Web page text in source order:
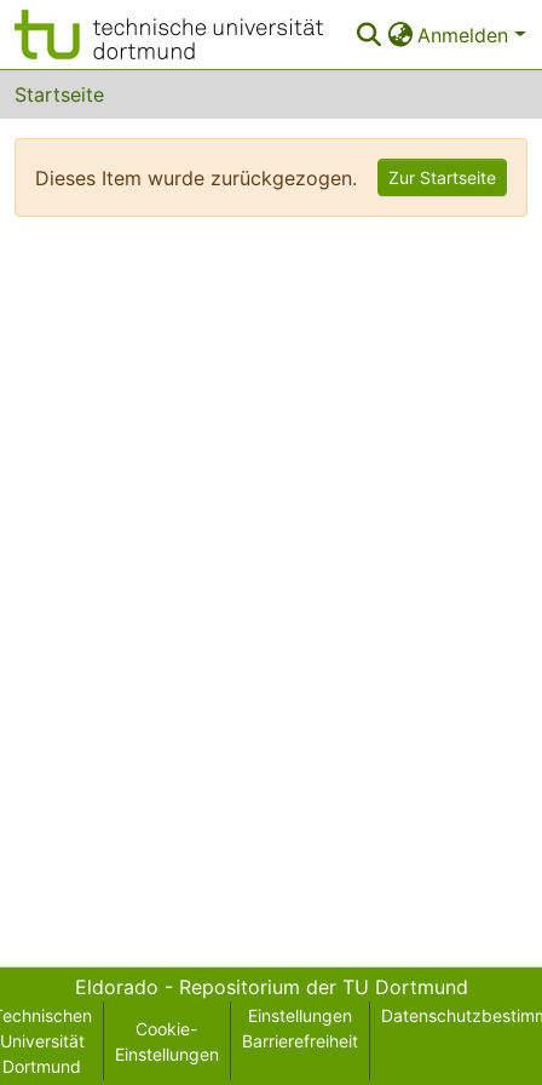
Anmelden
Bereiche & Sammlungen
Das gesamte Repositorium
FAQ
Startseite
Dieses Item wurde zurückgezogen. Zur Startseite
Eldorado - Repositorium der TU Dortmund
Universität
Dortmund
Cookie-
Einstellungen
Einstellungen
Barrierefreiheit